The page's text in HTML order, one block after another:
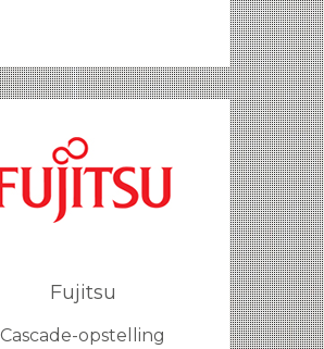
Fujitsu
Cascade-opstelling